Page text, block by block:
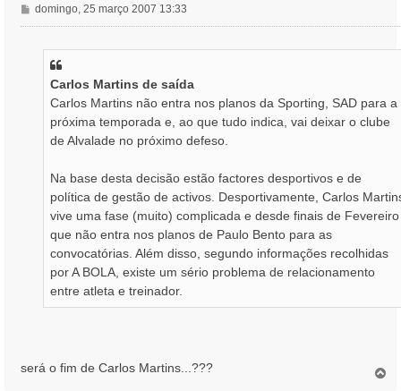
M
e
domingo, 25 março 2007 13:33
Carlos Martins de saída
Carlos Martins não entra nos planos da Sporting, SAD para a
próxima temporada e, ao que tudo indica, vai deixar o clube
de Alvalade no próximo defeso.
Na base desta decisão estão factores desportivos e de
política de gestão de activos. Desportivamente, Carlos
vive uma fase (muito) complicada e desde finais de Fevereiro
que não entra nos planos de Paulo Bento para as
convocatórias. Além disso, segundo informações recolhidas
por A BOLA, existe um sério problema de relacionamento
entre atleta e treinador.
será o fim de Carlos Martins...???